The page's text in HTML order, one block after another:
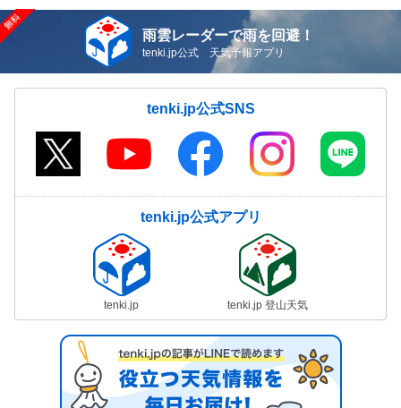
雨雲レーダーで雨を回避！
tenki.jp公式 天気予報アプリ
tenki.jp公式SNS
tenki.jp公式アプリ
tenki.jp tenki.jp 登山天気